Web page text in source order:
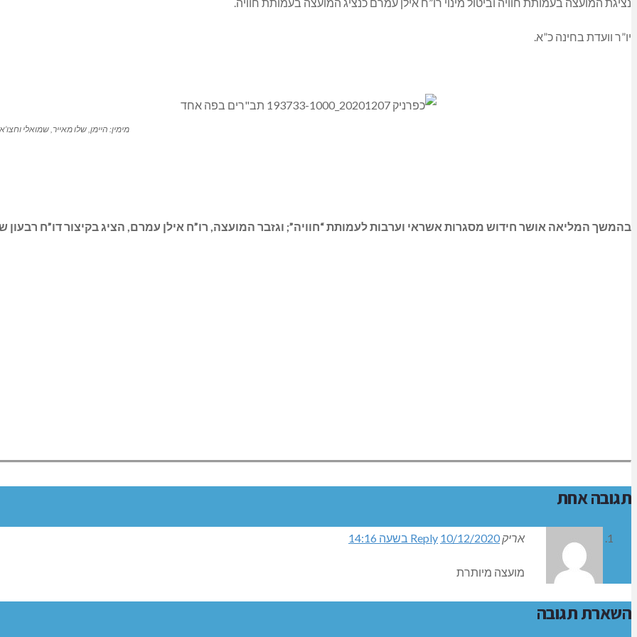
יו”ר וועדת בחינה כ”א.
מימין: היימן, שלו מאייר, שמואלי
בהמשך המליאה אושר חידוש מסגרות אשראי וערבות לעמותת “חוויה”; וגזבר המועצה, רו”ח אילן עמרם, הציג בקיצור דו”ח רבעון שלישי
תגובה אחת
אריק Reply 10/12/2020 בשעה 14:16
מועצה מיותרת
השארת תגובה